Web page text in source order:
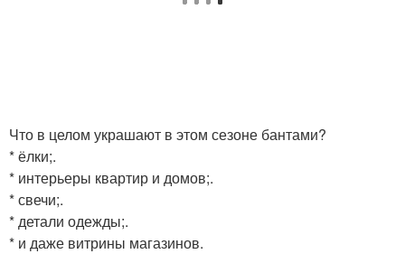
Что в целом украшают в этом сезоне бантами?
* ёлки;.
* интерьеры квартир и домов;.
* свечи;.
* детали одежды;.
* и даже витрины магазинов.